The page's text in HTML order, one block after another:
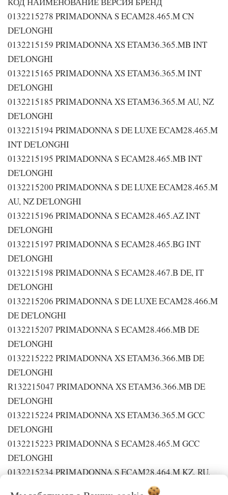
0132215278 PRIMADONNA S ECAM28.465.M CN
DE'LONGHI
0132215159 PRIMADONNA XS ETAM36.365.MB INT
DE'LONGHI
0132215165 PRIMADONNA XS ETAM36.365.M INT
DE'LONGHI
0132215185 PRIMADONNA XS ETAM36.365.M AU, NZ
DE'LONGHI
0132215194 PRIMADONNA S DE LUXE ECAM28.465.M
INT DE'LONGHI
0132215195 PRIMADONNA S ECAM28.465.MB INT
DE'LONGHI
0132215200 PRIMADONNA S DE LUXE ECAM28.465.M
AU, NZ DE'LONGHI
0132215196 PRIMADONNA S ECAM28.465.AZ INT
DE'LONGHI
0132215197 PRIMADONNA S ECAM28.465.BG INT
DE'LONGHI
0132215198 PRIMADONNA S ECAM28.467.B DE, IT
DE'LONGHI
0132215206 PRIMADONNA S DE LUXE ECAM28.466.M
DE DE'LONGHI
0132215207 PRIMADONNA S ECAM28.466.MB DE
DE'LONGHI
0132215222 PRIMADONNA XS ETAM36.366.MB DE
DE'LONGHI
R132215047 PRIMADONNA XS ETAM36.366.MB DE
DE'LONGHI
0132215224 PRIMADONNA XS ETAM36.365.M GCC
DE'LONGHI
0132215223 PRIMADONNA S ECAM28.465.M GCC
DE'LONGHI
0132215234 PRIMADONNA S ECAM28.464.M KZ, RU,